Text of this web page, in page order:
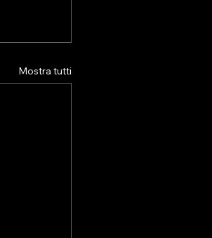
Mostra tutti